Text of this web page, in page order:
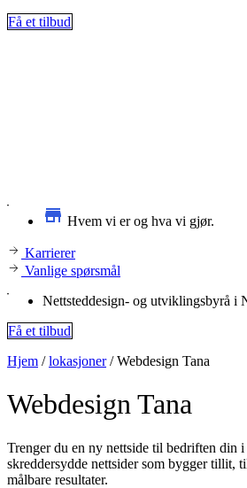
Få et tilbud
Hvem vi er og hva vi gjør.
Karrierer
Vanlige spørsmål
Nettsteddesign- og utviklingsbyrå i
Få et tilbud
Hjem /lokasjoner/Webdesign Tana
WebdesignTana
Trenger du en ny nettside til bedriften din
skreddersydde nettsider som bygger tillit,
målbare resultater.